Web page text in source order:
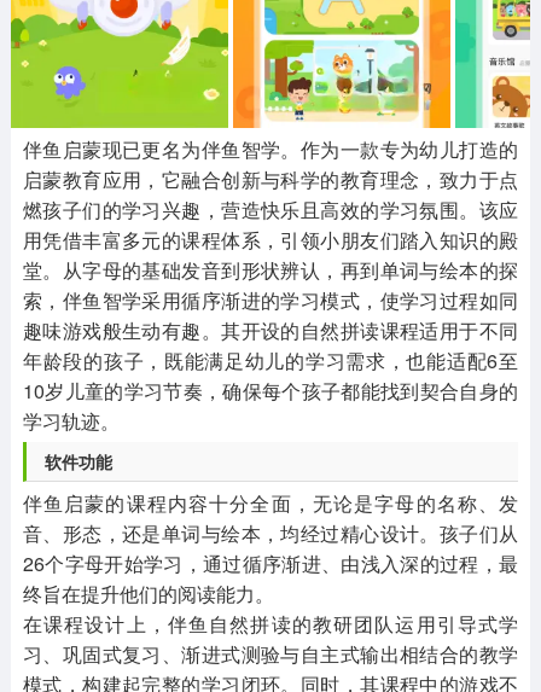
游戏攻略
63款应用
软件教程
8款应用
热点新闻
8款应用
伴鱼启蒙现已更名为伴鱼智学。作为一款专为幼儿打造的
启蒙教育应用，它融合创新与科学的教育理念，致力于点
燃孩子们的学习兴趣，营造快乐且高效的学习氛围。该应
用凭借丰富多元的课程体系，引领小朋友们踏入知识的殿
堂。从字母的基础发音到形状辨认，再到单词与绘本的探
索，伴鱼智学采用循序渐进的学习模式，使学习过程如同
趣味游戏般生动有趣。其开设的自然拼读课程适用于不同
年龄段的孩子，既能满足幼儿的学习需求，也能适配6至
10岁儿童的学习节奏，确保每个孩子都能找到契合自身的
学习轨迹。
软件功能
伴鱼启蒙的课程内容十分全面，无论是字母的名称、发
音、形态，还是单词与绘本，均经过精心设计。孩子们从
26个字母开始学习，通过循序渐进、由浅入深的过程，最
终旨在提升他们的阅读能力。
在课程设计上，伴鱼自然拼读的教研团队运用引导式学
习、巩固式复习、渐进式测验与自主式输出相结合的教学
模式，构建起完整的学习闭环。同时，其课程中的游戏不